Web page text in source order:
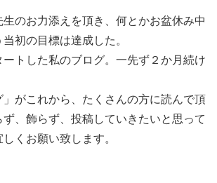
のお力添えを頂き、何とかお盆休み中
初の目標は達成した。
ートした私のブログ。一先ず２か月続け
」がこれから、たくさんの方に読んで頂
、飾らず、投稿していきたいと思って
くお願い致します。